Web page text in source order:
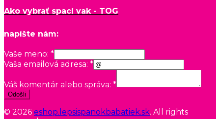
Ako vybrať spací vak - TOG
napíšte nám:
Vaše meno: *
Vaša emailová adresa: *
Váš komentár alebo správa: *
Odošli
© 2026 eshop.lepsispanokbabatiek.sk. All rights